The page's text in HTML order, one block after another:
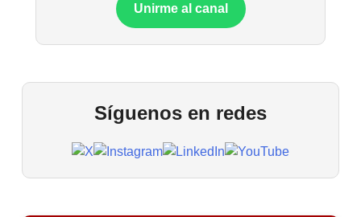
Unirme al canal
Síguenos en redes